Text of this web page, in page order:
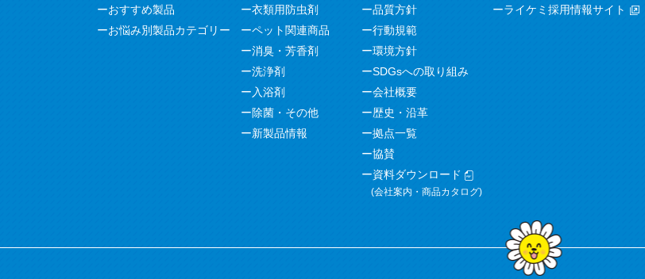
おすすめ製品
お悩み別製品カテゴリー
衣類用防虫剤
ペット関連商品
消臭・芳香剤
洗浄剤
入浴剤
除菌・その他
新製品情報
品質方針
行動規範
環境方針
SDGsへの取り組み
会社概要
歴史・沿革
拠点一覧
協賛
資料ダウンロード
(会社案内・商品カタログ)
ライケミ採用情報サイト